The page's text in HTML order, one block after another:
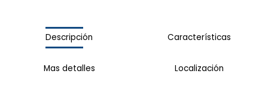
Descripción Características
Mas detalles Localización